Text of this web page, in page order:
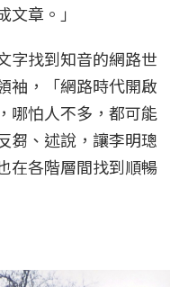
章。」
字找到知音的網路世
袖，「網路時代開啟
哪怕人不多，都可能
芻、述說，讓李明璁
在各階層間找到順暢